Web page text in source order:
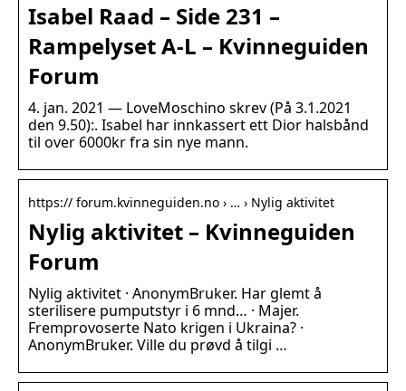
Isabel Raad – Side 231 –
Rampelyset A-L – Kvinneguiden
Forum
4. jan. 2021 — LoveMoschino skrev (På 3.1.2021
den 9.50):. Isabel har innkassert ett Dior halsbånd
til over 6000kr fra sin nye mann.
https:// forum.kvinneguiden.no › … › Nylig aktivitet
Nylig aktivitet – Kvinneguiden
Forum
Nylig aktivitet · AnonymBruker. Har glemt å
sterilisere pumputstyr i 6 mnd… · Majer.
Fremprovoserte Nato krigen i Ukraina? ·
AnonymBruker. Ville du prøvd å tilgi …